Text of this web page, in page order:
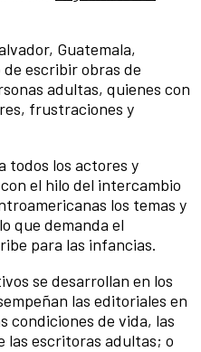
Guatemala,
escribir obras de
adultas, quienes con
frustraciones y
todos los actores y
el hilo del intercambio
los temas y
que demanda el
para las infancias.
se desarrollan en los
las editoriales en
condiciones de vida, las
las escritoras adultas; o